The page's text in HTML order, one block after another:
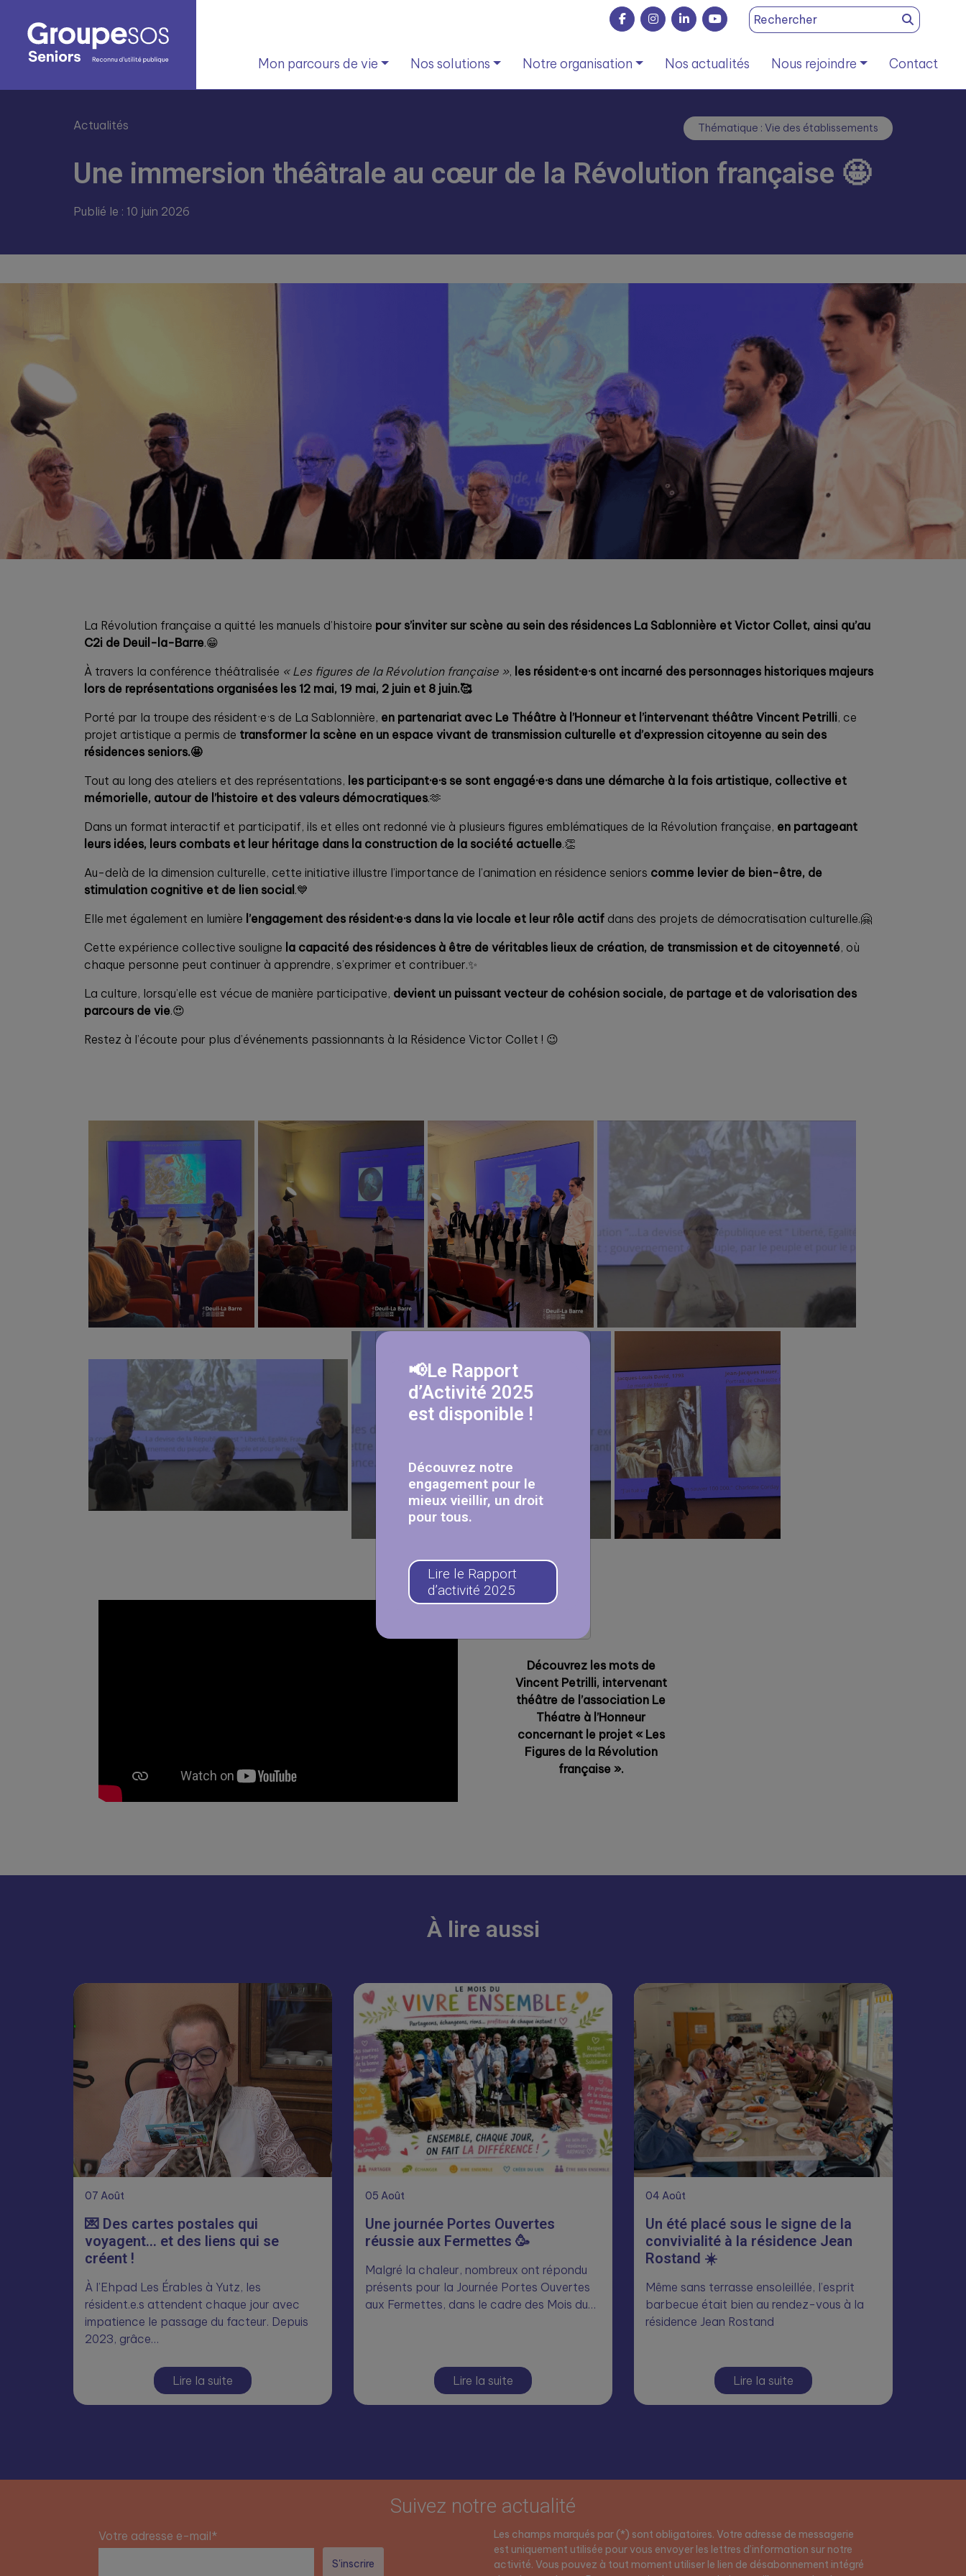
Search
for:
Mon parcours de vie Nos solutions Notre organisation Nos actualités Nous rejoindre Contact
Actualités Thématique : Vie des établissements
Une immersion théâtrale au cœur de la Révolution française 🤩
Publié le : 10 juin 2026
La Révolution française a quitté les manuels d’histoire pour s’inviter sur scène au sein des résidences La Sablonnière et Victor Collet, ainsi qu’au
C2i de Deuil-la-Barre.😁
À travers la conférence théâtralisée « Les figures de la Révolution française », les résident·e·s ont incarné des personnages historiques majeurs
lors de représentations organisées les 12 mai, 19 mai, 2 juin et 8 juin.🥰
Porté par la troupe des résident·e·s de La Sablonnière, en partenariat avec Le Théâtre à l’Honneur et l’intervenant théâtre Vincent Petrilli, ce
projet artistique a permis de transformer la scène en un espace vivant de transmission culturelle et d’expression citoyenne au sein des
résidences seniors.🤩
Tout au long des ateliers et des représentations, les participant·e·s se sont engagé·e·s dans une démarche à la fois artistique, collective et
mémorielle, autour de l’histoire et des valeurs démocratiques.🫶
Dans un format interactif et participatif, ils et elles ont redonné vie à plusieurs figures emblématiques de la Révolution française, en partageant
leurs idées, leurs combats et leur héritage dans la construction de la société actuelle.👏
Au-delà de la dimension culturelle, cette initiative illustre l’importance de l’animation en résidence seniors comme levier de bien-être, de
stimulation cognitive et de lien social.💙
Elle met également en lumière l’engagement des résident·e·s dans la vie locale et leur rôle actif dans des projets de démocratisation culturelle.🤗
Cette expérience collective souligne la capacité des résidences à être de véritables lieux de création, de transmission et de citoyenneté, où
chaque personne peut continuer à apprendre, s’exprimer et contribuer.✨
La culture, lorsqu’elle est vécue de manière participative, devient un puissant vecteur de cohésion sociale, de partage et de valorisation des
parcours de vie.😍
Restez à l’écoute pour plus d’événements passionnants à la Résidence Victor Collet ! 😉
Découvrez les mots de
Vincent Petrilli, intervenant
théâtre de l’association Le
Théatre à l’Honneur
concernant le projet « Les
Figures de la Révolution
française ».
À lire aussi
07 Août
💌 Des cartes postales qui
voyagent… et des liens qui se
créent !
À l’Ehpad Les Érables à Yutz, les
résident.e.s attendent chaque jour avec
impatience le passage du facteur. Depuis
2023, grâce…
Lire la suite
05 Août
Une journée Portes Ouvertes
réussie aux Fermettes 🥳
Malgré la chaleur, nombreux ont répondu
présents pour la Journée Portes Ouvertes
aux Fermettes, dans le cadre des Mois du…
Lire la suite
04 Août
Un été placé sous le signe de la
convivialité à la résidence Jean
Rostand ☀️
Même sans terrasse ensoleillée, l’esprit
barbecue était bien au rendez-vous à la
résidence Jean Rostand
Lire la suite
Suivez notre actualité
Votre adresse e-mail*
Les champs marqués par (*) sont obligatoires. Votre adresse de messagerie
est uniquement utilisée pour vous envoyer les lettres d’information sur notre
activité. Vous pouvez à tout moment utiliser le lien de désabonnement intégré
📢Le Rapport
d’Activité 2025
est disponible !
Découvrez notre
engagement pour le
mieux vieillir, un droit
pour tous.
Lire le Rapport
d’activité 2025